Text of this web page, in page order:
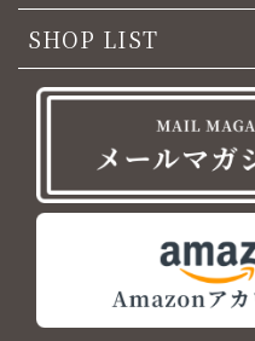
SHOP LIST